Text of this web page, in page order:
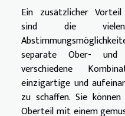
Ein zusätzlicher
sind die vielen
separate Ober- und
verschiedene
einzigartige und
zu schaffen. Sie
Oberteil mit einem